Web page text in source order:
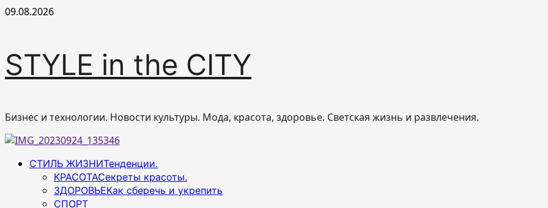
Перейти
09.08.2026
STYLE in the CITY
Бизнес и технологии. Новости культуры. Мода, красота, здоровье. Светская жизнь и развлечения.
Основное
СТИЛЬ ЖИЗНИТенденции.
КРАСОТАСекреты красоты.
ЗДОРОВЬЕКак сберечь и укрепить
СПОРТ